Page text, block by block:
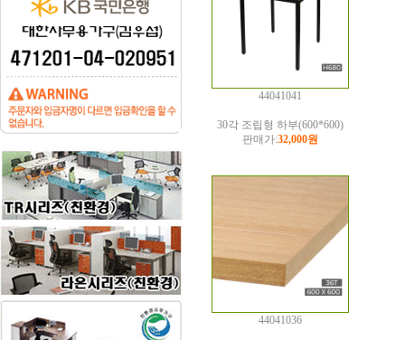
44041041
30각 조립형 하부(600*600)
판매가:32,000원
44041036